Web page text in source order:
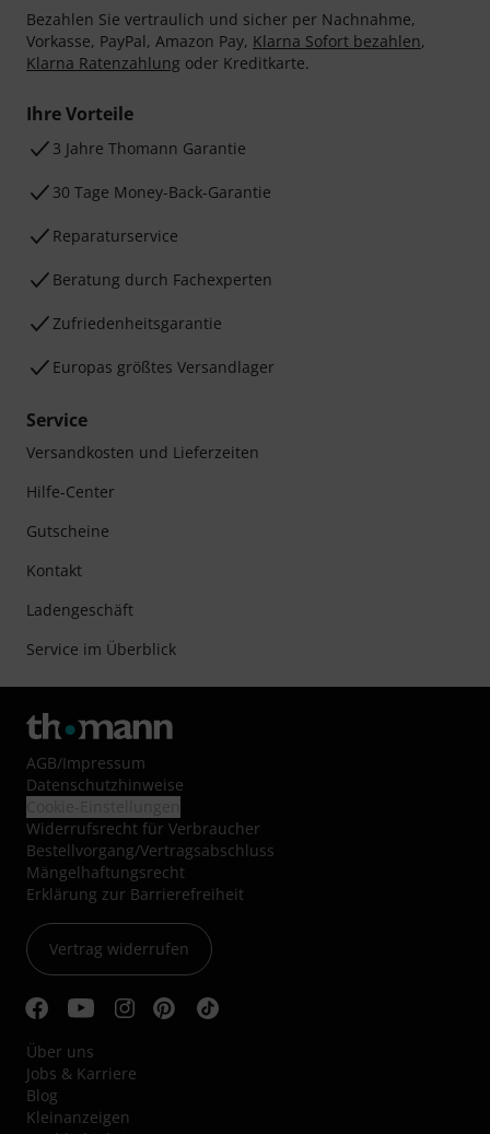
Bezahlen Sie vertraulich und sicher per Nachnahme,
Vorkasse, PayPal, Amazon Pay, Klarna Sofort bezahlen,
Klarna Ratenzahlung oder Kreditkarte.
Ihre Vorteile
3 Jahre Thomann Garantie
30 Tage Money-Back-Garantie
Reparaturservice
Beratung durch Fachexperten
Zufriedenheitsgarantie
Europas größtes Versandlager
Service
Versandkosten und Lieferzeiten
Hilfe-Center
Gutscheine
Kontakt
Ladengeschäft
Service im Überblick
AGB/Impressum
Datenschutzhinweise
Widerrufsrecht für Verbraucher
Bestellvorgang/Vertragsabschluss
Mängelhaftungsrecht
Erklärung zur Barrierefreiheit
Vertrag widerrufen
Über uns
Jobs & Karriere
Blog
Kleinanzeigen